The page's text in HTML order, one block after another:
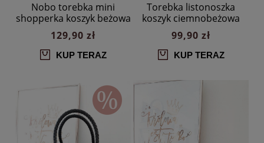
Nobo torebka mini
shopperka koszyk beżowa
z brązowym
129,90 zł
KUP TERAZ
Torebka listonoszka
koszyk ciemnobeżowa
okrągła
99,90 zł
KUP TERAZ